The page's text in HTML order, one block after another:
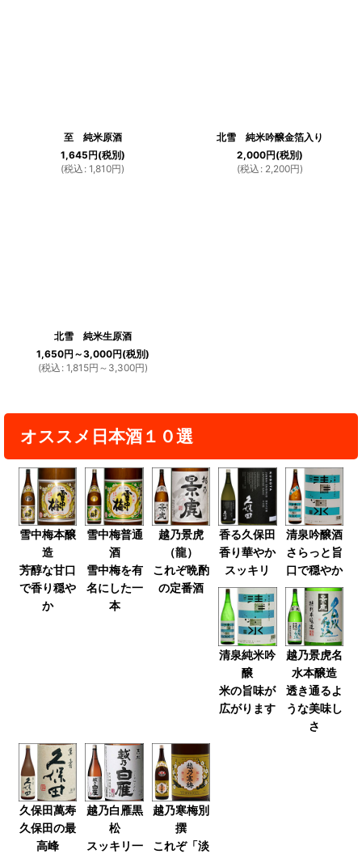
至 純米原酒
1,645円(税別)
(税込 : 1,810円)
北雪 純米吟醸金箔入り
2,000円(税別)
(税込 : 2,200円)
北雪 純米生原酒
1,650円 ～3,000円(税別)
(税込 : 1,815円 ～3,300円)
オススメ日本酒１０選
雪中梅本醸
造
芳醇な甘口
で香り穏や
か
雪中梅普通
酒
雪中梅を有
名にした一
本
越乃景虎
（龍）
これぞ晩酌
の定番酒
香る久保田
香り華やか
スッキリ
清泉吟醸酒
さらっと旨
口で穏やか
清泉純米吟
醸
米の旨味が
広がります
越乃景虎名
水本醸造
透き通るよ
うな美味し
さ
久保田萬寿
久保田の最
高峰
越乃白雁黒
松
スッキリ一
越乃寒梅別
撰
これぞ「淡